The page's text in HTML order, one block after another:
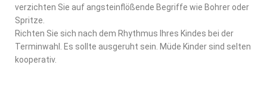
verzichten Sie auf angsteinflößende Begriffe wie Bohrer oder
Spritze.
Richten Sie sich nach dem Rhythmus Ihres Kindes bei der
Terminwahl. Es sollte ausgeruht sein. Müde Kinder sind selten
kooperativ.